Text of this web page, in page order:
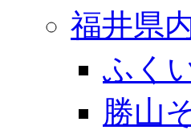
福井県
ふく
勝山